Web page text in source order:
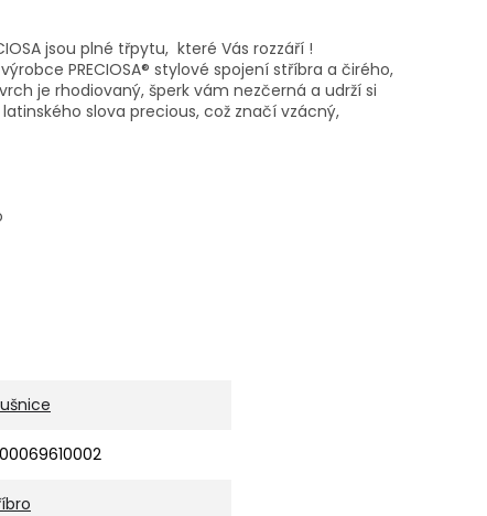
jsou plné třpytu, které Vás rozzáří !
PRECIOSA® stylové spojení stříbra a čirého,
je rhodiovaný, šperk vám nezčerná a udrží si
slova precious, což značí vzácný,